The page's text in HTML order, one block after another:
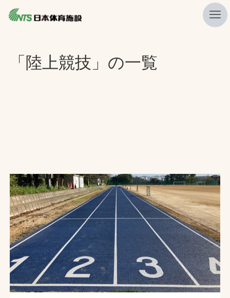
ニュース
会社概要
採用情報
検索
お問合せ
お取引先の皆様へ
「陸上競技」の一覧